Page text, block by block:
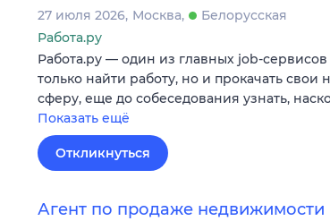
27 июля 2026 Москва
Белорусская
Работа.ру
Работа.ру — один из главных job-
только найти работу, но и прокачать
сферу, еще до собеседования узнать,
Показать ещё
Откликнуться
Агент по продаже недвижимости